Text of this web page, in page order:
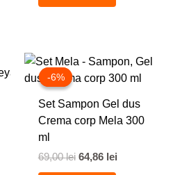
-6%
-6%
Set Sampon Gel dus
Crema corp Mela 300
ml
69,00lei
Prețul
a
69,00 lei.
64,86 lei
Prețul
curent
este:
64,86 lei.